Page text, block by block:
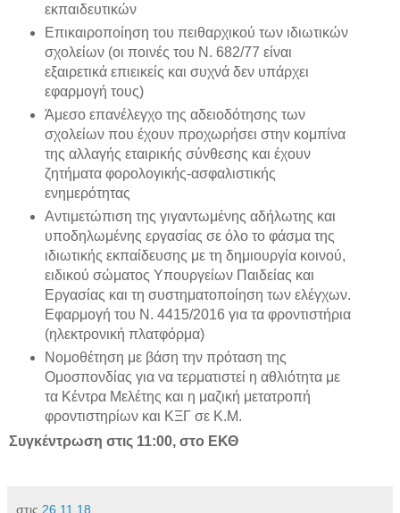
εκπαιδευτικών
Επικαιροποίηση του πειθαρχικού των ιδιωτικών
σχολείων (οι ποινές του Ν. 682/77 είναι
εξαιρετικά επιεικείς και συχνά δεν υπάρχει
εφαρμογή τους)
Άμεσο επανέλεγχο της αδειοδότησης των
σχολείων που έχουν προχωρήσει στην κομπίνα
της αλλαγής εταιρικής σύνθεσης και έχουν
ζητήματα φορολογικής-ασφαλιστικής
ενημερότητας
Αντιμετώπιση της γιγαντωμένης αδήλωτης και
υποδηλωμένης εργασίας σε όλο το φάσμα της
ιδιωτικής εκπαίδευσης με τη δημιουργία κοινού,
ειδικού σώματος Υπουργείων Παιδείας και
Εργασίας και τη συστηματοποίηση των ελέγχων.
Εφαρμογή του Ν. 4415/2016 για τα φροντιστήρια
(ηλεκτρονική πλατφόρμα)
Νομοθέτηση με βάση την πρόταση της
Ομοσπονδίας για να τερματιστεί η αθλιότητα με
τα Κέντρα Μελέτης και η μαζική μετατροπή
φροντιστηρίων και ΚΞΓ σε Κ.Μ.
Συγκέντρωση στις 11:00, στο ΕΚΘ
στις 26.11.18